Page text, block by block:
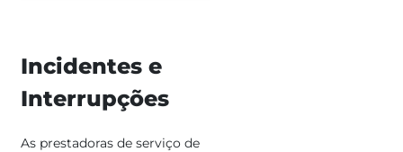
Incidentes e
Interrupções
As prestadoras de serviço de